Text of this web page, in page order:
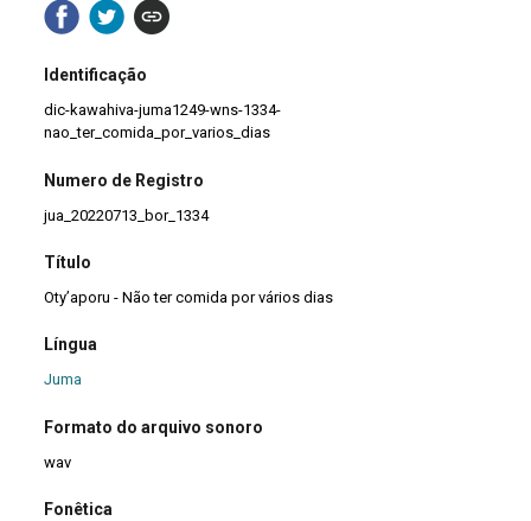
Identificação
dic-kawahiva-juma1249-wns-1334-
nao_ter_comida_por_varios_dias
Numero de Registro
jua_20220713_bor_1334
Título
Oty’aporu - Não ter comida por vários dias
Língua
Juma
Formato do arquivo sonoro
wav
Fonêtica